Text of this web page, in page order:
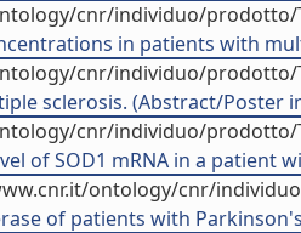
cnr/individuo/prodotto/
in patients with
cnr/individuo/prodotto/
sclerosis. (Abstract/Poster
cnr/individuo/prodotto/
of SOD1 mRNA in a patient
ontology/cnr/
of patients with